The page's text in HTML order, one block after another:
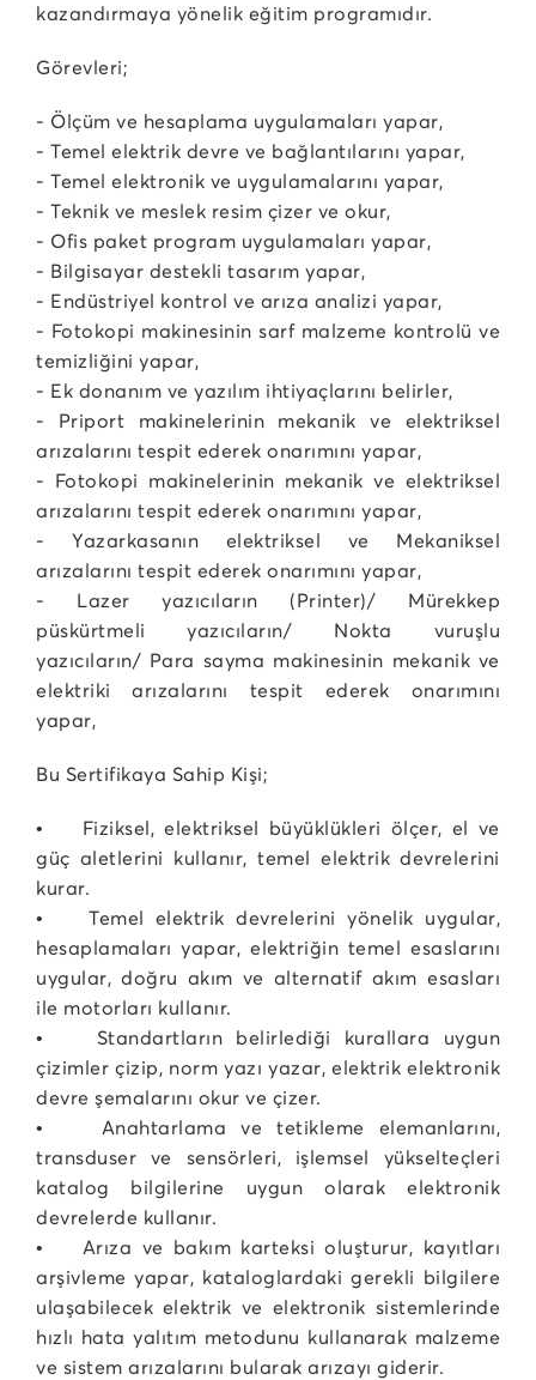
kazandırmaya yönelik eğitim programıdır.
Görevleri;
- Ölçüm ve hesaplama uygulamaları yapar,
- Temel elektrik devre ve bağlantılarını yapar,
- Temel elektronik ve uygulamalarını yapar,
- Teknik ve meslek resim çizer ve okur,
- Ofis paket program uygulamaları yapar,
- Bilgisayar destekli tasarım yapar,
- Endüstriyel kontrol ve arıza analizi yapar,
- Fotokopi makinesinin sarf malzeme kontrolü ve
temizliğini yapar,
- Ek donanım ve yazılım ihtiyaçlarını belirler,
- Priport makinelerinin mekanik ve elektriksel
arızalarını tespit ederek onarımını yapar,
- Fotokopi makinelerinin mekanik ve elektriksel
arızalarını tespit ederek onarımını yapar,
- Yazarkasanın elektriksel ve Mekaniksel
arızalarını tespit ederek onarımını yapar,
- Lazer yazıcıların (Printer)/ Mürekkep
püskürtmeli yazıcıların/ Nokta vuruşlu
yazıcıların/ Para sayma makinesinin mekanik ve
elektriki arızalarını tespit ederek onarımını
yapar,
Bu Sertifikaya Sahip Kişi;
• Fiziksel, elektriksel büyüklükleri ölçer, el ve
güç aletlerini kullanır, temel elektrik devrelerini
kurar.
• Temel elektrik devrelerini yönelik uygular,
hesaplamaları yapar, elektriğin temel esaslarını
uygular, doğru akım ve alternatif akım esasları
ile motorları kullanır.
• Standartların belirlediği kurallara uygun
çizimler çizip, norm yazı yazar, elektrik elektronik
devre şemalarını okur ve çizer.
• Anahtarlama ve tetikleme elemanlarını,
transduser ve sensörleri, işlemsel yükselteçleri
katalog bilgilerine uygun olarak elektronik
devrelerde kullanır.
• Arıza ve bakım karteksi oluşturur, kayıtları
arşivleme yapar, kataloglardaki gerekli bilgilere
ulaşabilecek elektrik ve elektronik sistemlerinde
hızlı hata yalıtım metodunu kullanarak malzeme
ve sistem arızalarını bularak arızayı giderir.